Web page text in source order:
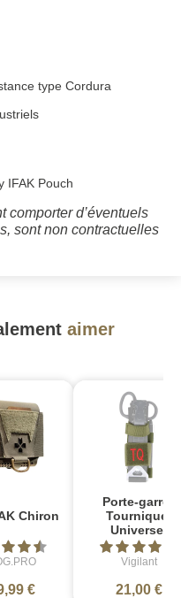
type Cordura
IFAK Pouch
comporter d’éventuels
sont non contractuelles
aimer
Chiron
€
Porte-garrot
Tourniquet
Universel
Vigilant
21,00 €